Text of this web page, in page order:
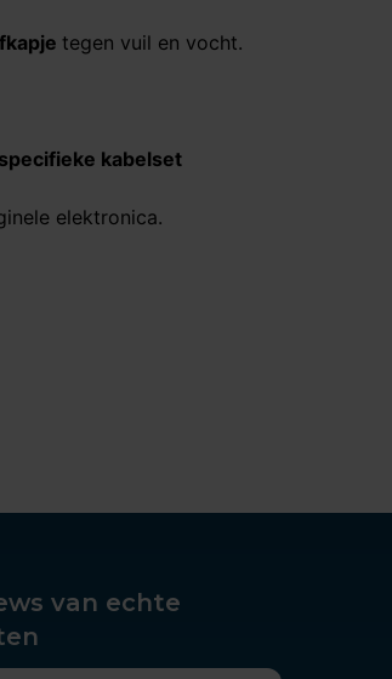
tegen vuil en vocht.
kabelset
elektronica.
van echte